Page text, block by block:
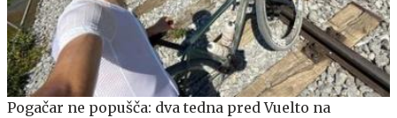
Pogačar ne popušča: dva tedna pred Vuelto na